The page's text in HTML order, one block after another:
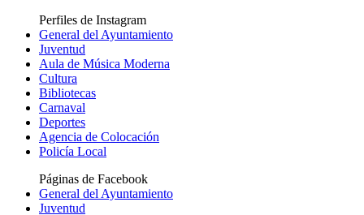
Perfiles de Instagram
General del Ayuntamiento
Juventud
Aula de Música Moderna
Cultura
Bibliotecas
Carnaval
Deportes
Agencia de Colocación
Policía Local
Páginas de Facebook
General del Ayuntamiento
Juventud